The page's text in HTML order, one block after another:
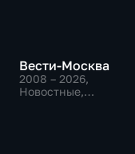
Вести-Москва
2008 – 2026,
Новостные,